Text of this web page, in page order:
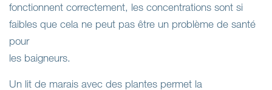
fonctionnent correctement, les concentrations sont si
faibles que cela ne peut pas être un problème de santé
pour
les baigneurs.
Un lit de marais avec des plantes permet la